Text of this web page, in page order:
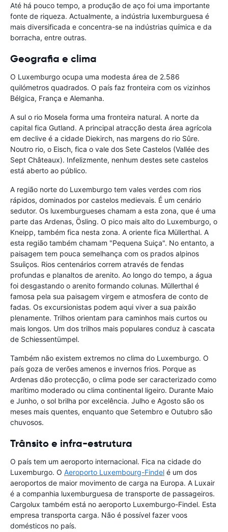
Até há pouco tempo, a produção de aço foi uma importante
fonte de riqueza. Actualmente, a indústria luxemburguesa é
mais diversificada e concentra-se na indústrias química e da
borracha, entre outras.
Geografia e clima
O Luxemburgo ocupa uma modesta área de 2.586
quilómetros quadrados. O país faz fronteira com os vizinhos
Bélgica, França e Alemanha.
A sul o rio Mosela forma uma fronteira natural. A norte da
capital fica Gutland. A principal atracção desta área agrícola
em declive é a cidade Diekirch, nas margens do rio Sûre.
Noutro rio, o Eisch, fica o vale dos Sete Castelos (Vallée des
Sept Châteaux). Infelizmente, nenhum destes sete castelos
está aberto ao público.
A região norte do Luxemburgo tem vales verdes com rios
rápidos, dominados por castelos medievais. É um cenário
sedutor. Os luxemburgueses chamam a esta zona, que é uma
parte das Ardenas, Ösling. O pico mais alto do Luxemburgo, o
Kneipp, também fica nesta zona. A oriente fica Müllerthal. A
esta região também chamam "Pequena Suiça". No entanto, a
paisagem tem pouca semelhança com os prados alpinos
Ssuíiços. Rios centenários correm através de fendas
profundas e planaltos de arenito. Ao longo do tempo, a água
foi desgastando o arenito formando colunas. Müllerthal é
famosa pela sua paisagem virgem e atmosfera de conto de
fadas. Os excursionistas podem aqui viver a sua paixão
plenamente. Trilhos orientam para caminhos mais curtos ou
mais longos. Um dos trilhos mais populares conduz à cascata
de Schiessentümpel.
Também não existem extremos no clima do Luxemburgo. O
país goza de verões amenos e invernos frios. Porque as
Ardenas dão protecção, o clima pode ser caracterizado como
marítimo moderado ou clima continental ligeiro. Durante Maio
e Junho, o sol brilha por excelência. Julho e Agosto são os
meses mais quentes, enquanto que Setembro e Outubro são
chuvosos.
Trânsito e infra-estrutura
O país tem um aeroporto internacional. Fica na cidade do
Luxemburgo. O Aeroporto Luxembourg-Findel é um dos
aeroportos de maior movimento de carga na Europa. A Luxair
é a companhia luxemburguesa de transporte de passageiros.
Cargolux também está no aeroporto Luxemburgo-Findel. Esta
empresa transporta carga. Não é possível fazer voos
domésticos no país.